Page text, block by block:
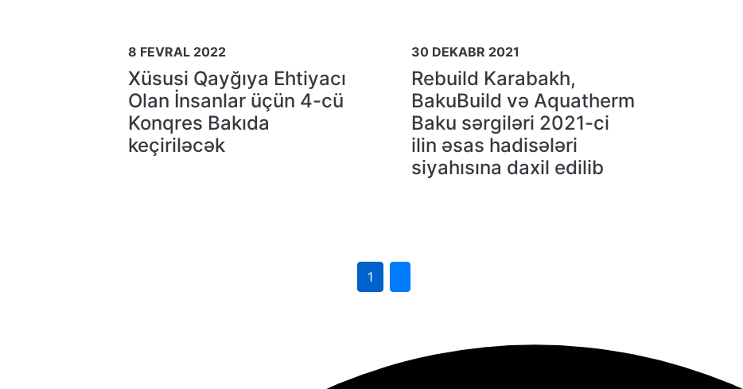
8 FEVRAL 2022
Xüsusi Qayğıya Ehtiyacı
Olan İnsanlar üçün 4-cü
Konqres Bakıda
keçiriləcək
30 DEKABR 2021
Rebuild Karabakh,
BakuBuild və Aquatherm
Baku sərgiləri 2021-ci
ilin əsas hadisələri
siyahısına daxil edilib
1